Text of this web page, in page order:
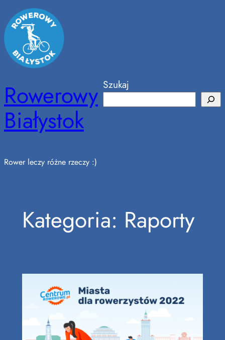
Przejdź
do
treści
Rowerowy
Białystok
Rower leczy różne rzeczy :)
Szukaj
Kategoria: Raporty